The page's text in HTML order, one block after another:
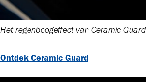
Het regenboogeffect van Ceramic Guard
Ontdek Ceramic Guard